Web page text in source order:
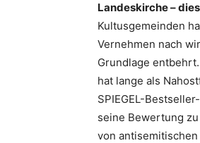
Landeskirche –
Kultusgemeinden
Vernehmen nach
Grundlage
hat lange als
SPIEGEL-
seine Bewertung
von